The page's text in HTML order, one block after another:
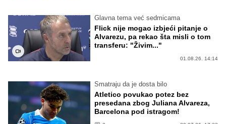
Glavna tema već sedmicama
Flick nije mogao izbjeći pitanje o
Alvarezu, pa rekao šta misli o tom
transferu: "Živim..."
01.08.26. 14:14
Smatraju da je dosta bilo
Atletico povukao potez bez
presedana zbog Juliana Alvareza,
Barcelona pod istragom!